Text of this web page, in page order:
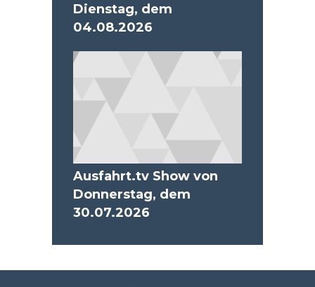
Dienstag, dem
04.08.2026
Ausfahrt.tv Show von
Donnerstag, dem
30.07.2026